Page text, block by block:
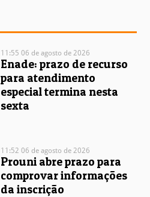
11:55 06 de agosto de 2026
Enade: prazo de recurso
para atendimento
especial termina nesta
sexta
11:52 06 de agosto de 2026
Prouni abre prazo para
comprovar informações
da inscrição